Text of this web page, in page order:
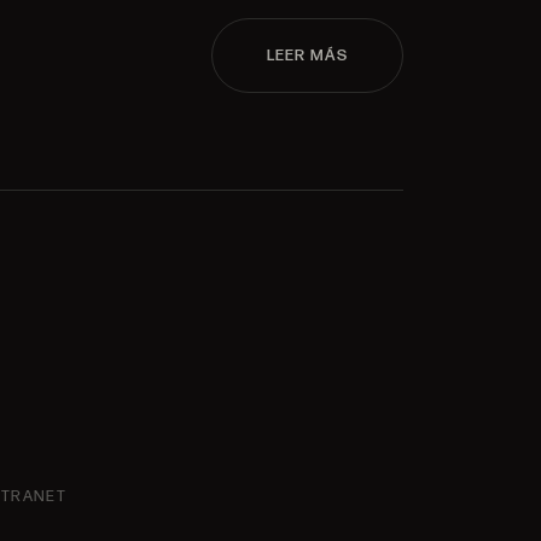
LEER MÁS